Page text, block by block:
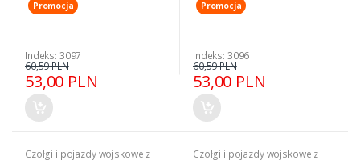
Promocja
Indeks: 3097
53,00 PLN
60,59 PLN
Promocja
Indeks: 3096
53,00 PLN
60,59 PLN
Czołgi i pojazdy wojskowe z
Czołgi i pojazdy wojskowe z